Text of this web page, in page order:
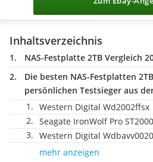
Inhaltsverzeichnis
NAS-Festplatte 2TB Vergleich
Die besten NAS-Festplatten
persönlichen Testsieger aus
Western Digital Wd2002ffsx
Seagate IronWolf Pro
Western Digital
mehr anzeigen